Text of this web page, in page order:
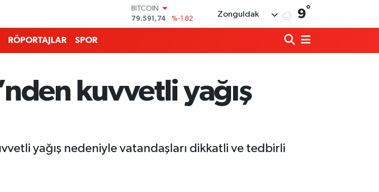
DOLAR
45,43620
%0.02
EURO
6862,09000
BİST100
14.598,00
%0
Zonguldak 9°
RÖPORTAJLAR SPOR
kuvvetli yağış
yağış nedeniyle vatandaşları dikkatli ve tedbirli